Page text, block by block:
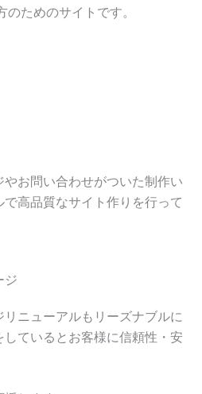
ためのサイトです。
お問い合わせがついた制作い
高品質なサイト作りを行って
ジ
ニューアルもリーズナブルに
ているとお客様に信頼性・安